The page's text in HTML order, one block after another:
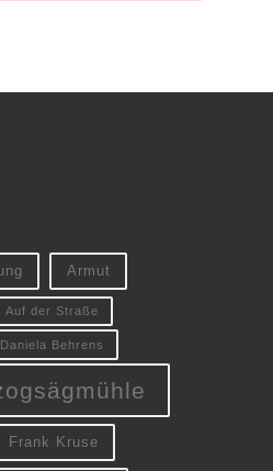
Armut
Auf der Straße
Daniela Behrens
Frank Kruse